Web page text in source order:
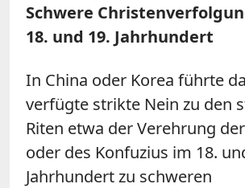
Schwere
18. und 19. Jahrhundert
In China oder Korea führte
verfügte strikte Nein zu den
Riten etwa der Verehrung
oder des Konfuzius im 18.
Jahrhundert zu schweren